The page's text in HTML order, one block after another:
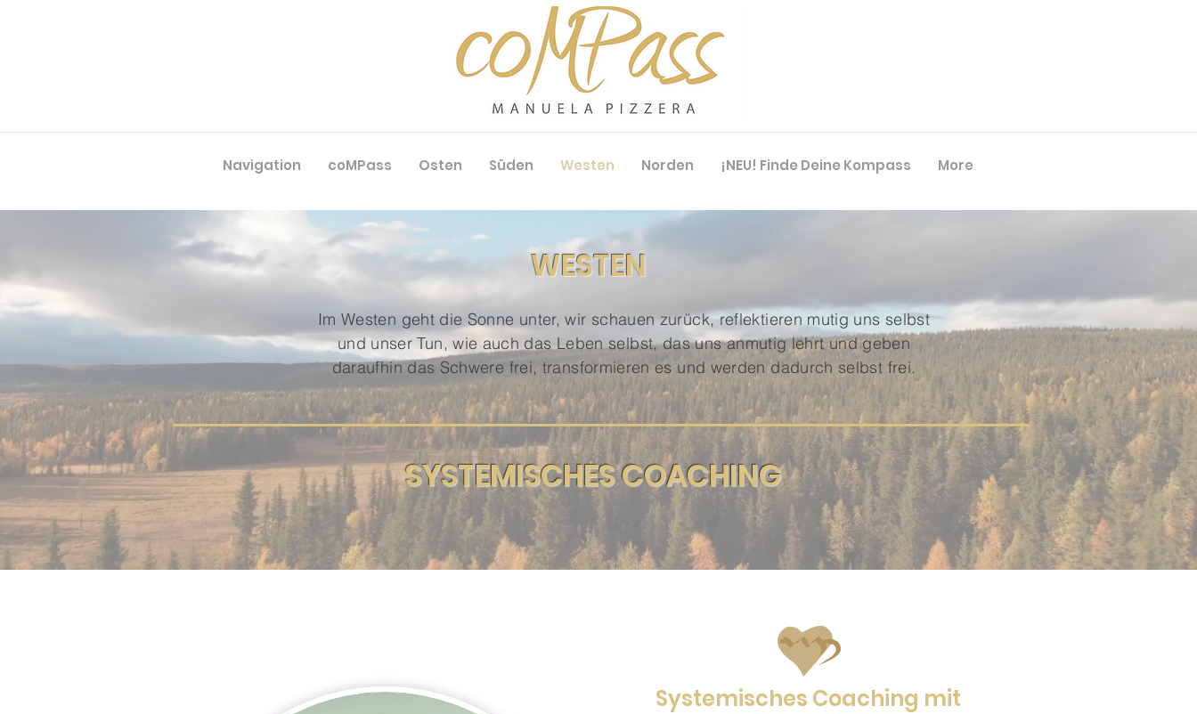
Navigation coMPass Osten Süden Westen Norden ¡NEU! Finde Deine Kompass More
WESTEN
Im Westen geht die Sonne unter, wir schauen zurück, reflektieren mutig uns selbst
und unser Tun, wie auch das Leben selbst, das uns anmutig lehrt und geben
daraufhin das Schwere frei, transformieren es und werden dadurch selbst frei.
SYSTEMISCHES COACHING
Systemisches Coaching mit